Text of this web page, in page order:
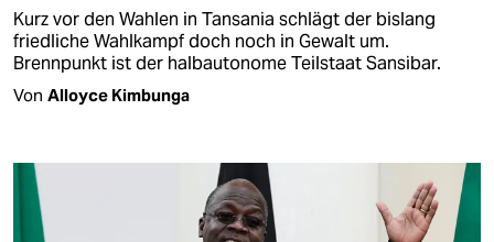
Kurz vor den Wahlen in Tansania schlägt der bislang
friedliche Wahlkampf doch noch in Gewalt um.
Brennpunkt ist der halbautonome Teilstaat Sansibar.
Von Alloyce Kimbunga